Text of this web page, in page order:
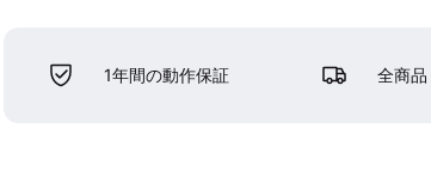
1年間の動作保証 全商